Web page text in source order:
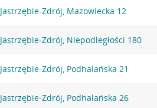
Jastrzębie-Zdrój, Mazowiecka 12
Jastrzębie-Zdrój, Niepodległości 180
Jastrzębie-Zdrój, Podhalańska 21
Jastrzębie-Zdrój, Podhalańska 26